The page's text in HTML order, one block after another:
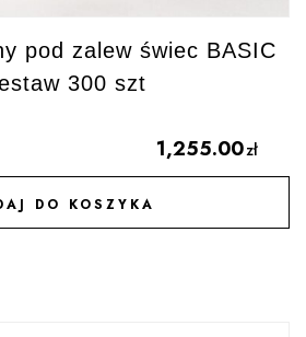
pod zalew świec BASIC
300 szt
1,255.00zł
DO KOSZYKA
DO ULUBIONYCH